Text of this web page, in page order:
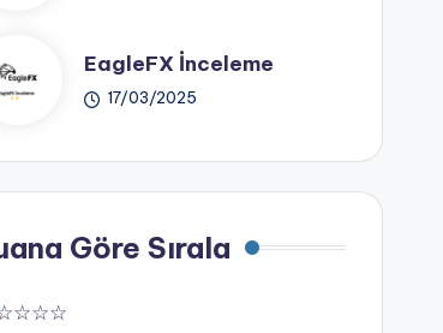
EagleFX İnceleme
17/03/2025
Göre Sırala